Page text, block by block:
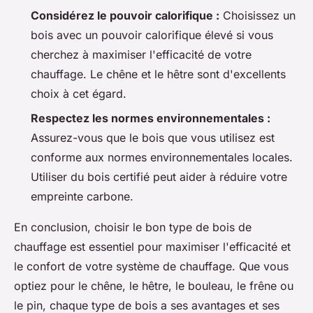
Considérez le pouvoir calorifique : Choisissez un
bois avec un pouvoir calorifique élevé si vous
cherchez à maximiser l'efficacité de votre
chauffage. Le chêne et le hêtre sont d'excellents
choix à cet égard.
Respectez les normes environnementales :
Assurez-vous que le bois que vous utilisez est
conforme aux normes environnementales locales.
Utiliser du bois certifié peut aider à réduire votre
empreinte carbone.
En conclusion, choisir le bon type de bois de
chauffage est essentiel pour maximiser l'efficacité et
le confort de votre système de chauffage. Que vous
optiez pour le chêne, le hêtre, le bouleau, le frêne ou
le pin, chaque type de bois a ses avantages et ses